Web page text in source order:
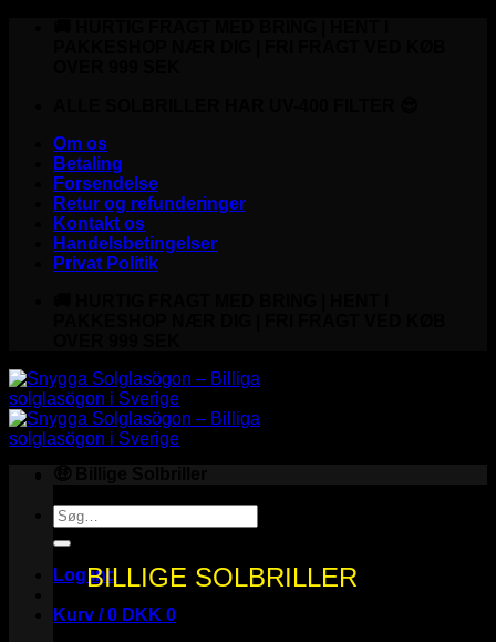
Om os
Betaling
Forsendelse
Retur og refunderinger
Kontakt os
Handelsbetingelser
Privat Politik
Søg
efter:
Log ind
Kurv /0 DKK 0
BILLIGE SOLBRILLER